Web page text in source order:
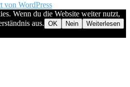
von WordPress
Wenn du die Website weiter nutzt,
aus. OK Nein Weiterlesen